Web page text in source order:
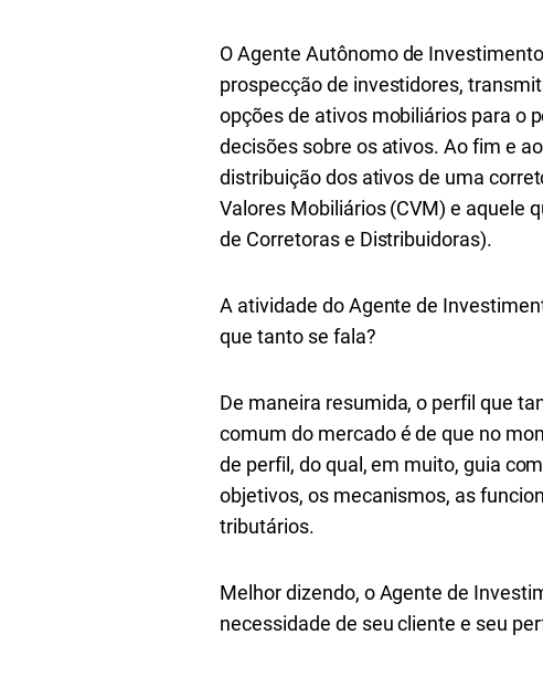
O Agente Autônomo de
prospecção de investidores,
opções de ativos mobiliários para o
decisões sobre os ativos. Ao fim e
distribuição dos ativos de uma
Valores Mobiliários (CVM) e aquele
de Corretoras e Distribuidoras).
A atividade do Agente de
que tanto se fala?
De maneira resumida, o perfil que
comum do mercado é de que no
de perfil, do qual, em muito, guia
objetivos, os mecanismos, as
tributários.
Melhor dizendo, o Agente de
necessidade de seu cliente e seu